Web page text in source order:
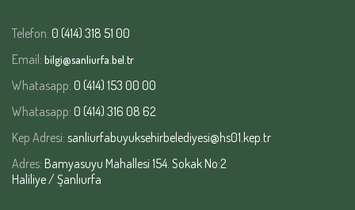
Telefon: 0 (414) 318 51 00
Email: bilgi@sanliurfa.bel.tr
Whatasapp: 0 (414) 153 00 00
Whatasapp: 0 (414) 316 08 62
Kep Adresi: sanliurfabuyuksehirbelediyesi@hs01.kep.tr
Adres: Bamyasuyu Mahallesi 154. Sokak No:2
Haliliye / Şanlıurfa